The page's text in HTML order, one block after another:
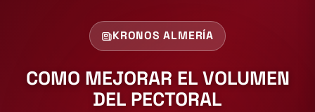
KRONOS ALMERÍA
COMO MEJORAR EL VOLUMEN
DEL PECTORAL